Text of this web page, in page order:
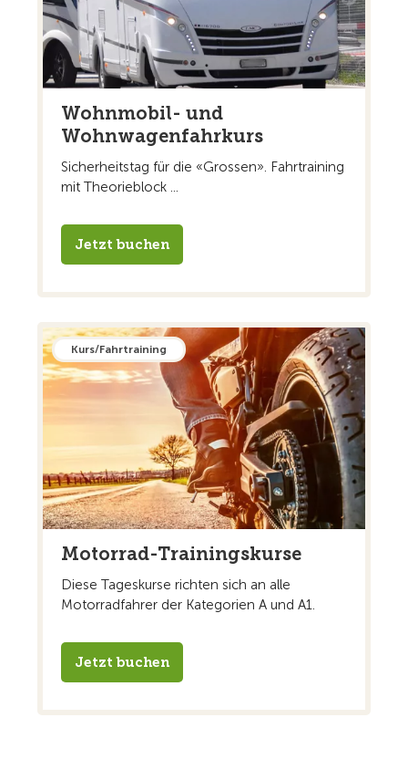
Wohnmobil- und
Wohnwagenfahrkurs
Sicherheitstag für die «Grossen». Fahrtraining
mit Theorieblock ...
Jetzt buchen
Kurs/Fahrtraining
Motorrad-Trainingskurse
Diese Tageskurse richten sich an alle
Motorradfahrer der Kategorien A und A1.
Jetzt buchen